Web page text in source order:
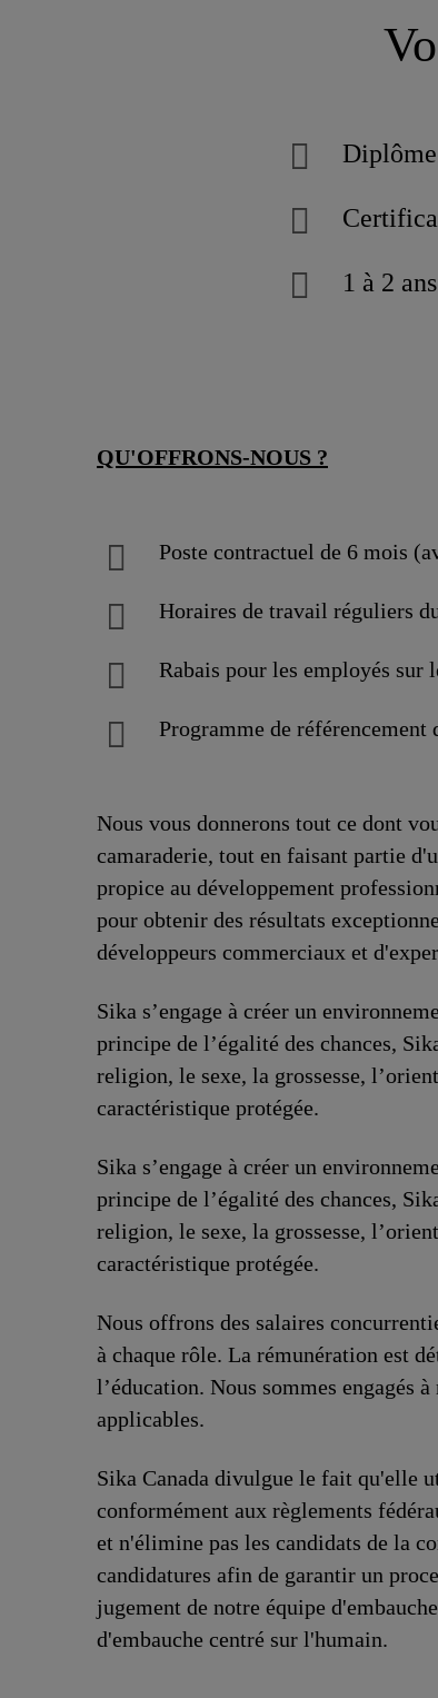
Diplôme
1 à 2
QU'OFFRONS-NOUS ?
Poste contractuel de 6 mois
Horaires de travail réguliers
Rabais pour les employés sur
Programme de référencement
Nous vous donnerons tout ce dont
camaraderie, tout en faisant partie
propice au développement
pour obtenir des résultats
développeurs commerciaux et
Sika s’engage à créer un
principe de l’égalité des chances,
religion, le sexe, la grossesse,
caractéristique protégée.
Sika s’engage à créer un
principe de l’égalité des chances,
religion, le sexe, la grossesse,
caractéristique protégée.
Nous offrons des salaires
à chaque rôle. La rémunération est
l’éducation. Nous sommes engagés
applicables.
Sika Canada divulgue le fait qu'elle
conformément aux règlements
et n'élimine pas les candidats de la
candidatures afin de garantir un
jugement de notre équipe
d'embauche centré sur l'humain.